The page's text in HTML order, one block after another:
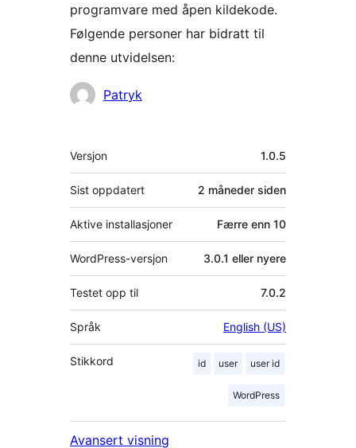
programvare med åpen kildekode.
Følgende personer har bidratt til
denne utvidelsen:
Bidragsytere
Patryk
Meta
Versjon 1.0.5
Sist oppdatert 2 måneder siden
Aktive installasjoner Færre enn 10
WordPress-versjon 3.0.1 eller nyere
Testet opp til 7.0.2
Språk English (US)
Stikkord id user user id
WordPress
Avansert visning